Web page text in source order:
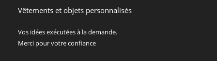
Vêtements et objets personnalisés
Vos idées exécutées à la demande.
Merci pour votre confiance